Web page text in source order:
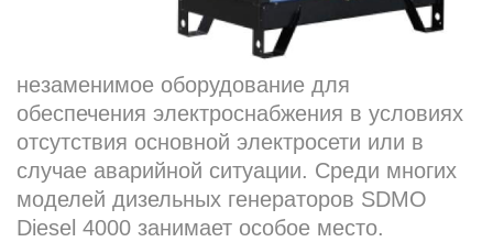
незаменимое оборудование для
обеспечения электроснабжения в условиях
отсутствия основной электросети или в
случае аварийной ситуации. Среди многих
моделей дизельных генераторов SDMO
Diesel 4000 занимает особое место.